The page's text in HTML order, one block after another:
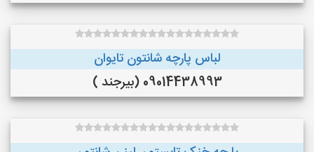
لباس پارچه شانتون تایوان
09014438993 (بیرجند )